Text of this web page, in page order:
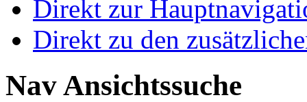
Direkt zur
Direkt zu den
Nav Ansichtssuche